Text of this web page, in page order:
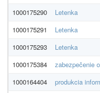
1000175290
Letenka
1000175291
Letenka
1000175293
Letenka
1000175384
zabezpečenie
1000164404
produkcia